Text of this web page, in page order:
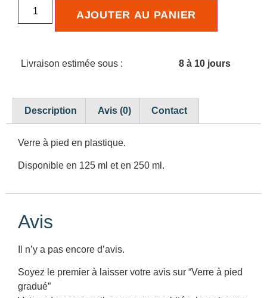
AJOUTER AU PANIER
Livraison estimée sous : 8 à 10 jours
Description Avis (0) Contact
Verre à pied en plastique.
Disponible en 125 ml et en 250 ml.
Avis
Il n’y a pas encore d’avis.
Soyez le premier à laisser votre avis sur “Verre à pied
gradué”